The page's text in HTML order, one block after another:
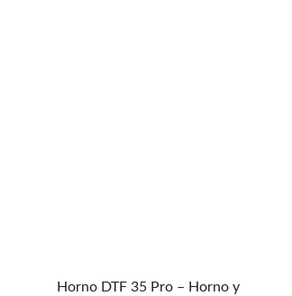
Horno DTF 35 Pro – Horno y